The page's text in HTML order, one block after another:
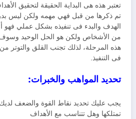
تعتبر هذه هى البداية الحقيقة لتحقيق
تم ذكرها من قبل فهي مهمه ولكن ليس
الهدف والبدء فى تنفيذه بشكل عملي فهو
من الأشخاص ولكن هو الحل الوحيد
هذه المرحلة، لذلك تجنب القلق والتوتر
فى التنفيذ.
تحديد المواهب والخبرات:
يجب عليك تحديد نقاط القوة والضعف
تمتلكها وهل تتناسب مع الأهداف